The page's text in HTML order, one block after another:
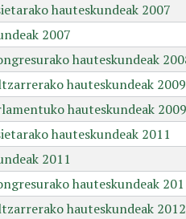
hauteskundeak 2007
2007
hauteskundeak
hauteskundeak 2009
hauteskundeak 2009
hauteskundeak 2011
2011
hauteskundeak
hauteskundeak 2012